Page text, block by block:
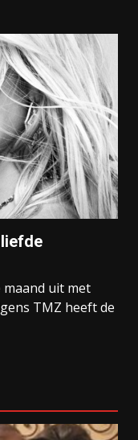
uit met
TMZ heeft de